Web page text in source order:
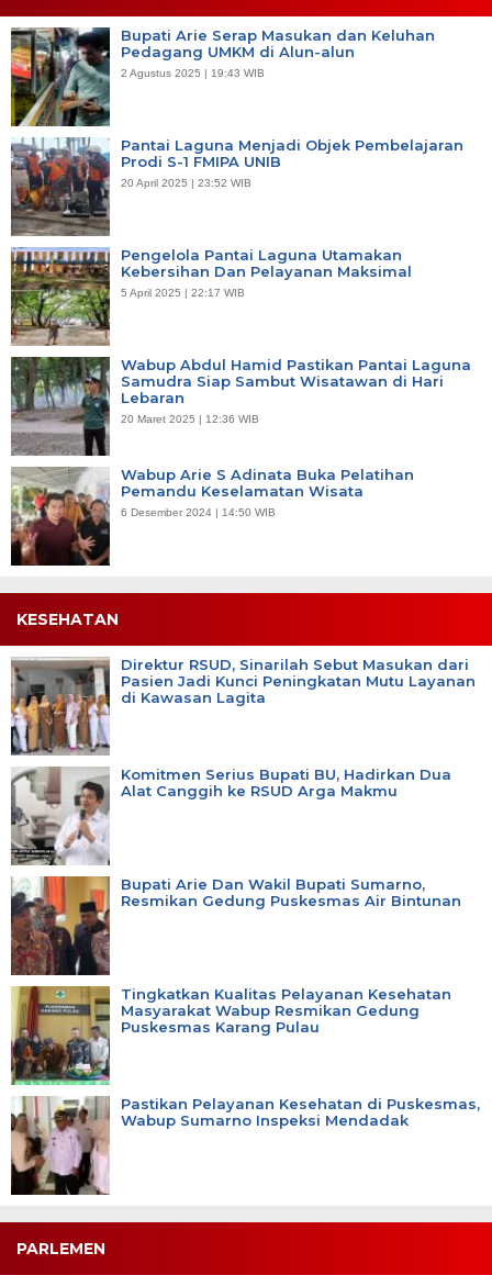
Bupati Arie Serap Masukan dan Keluhan
Pedagang UMKM di Alun-alun
2 Agustus 2025 | 19:43 WIB
Pantai Laguna Menjadi Objek Pembelajaran
Prodi S-1 FMIPA UNIB
20 April 2025 | 23:52 WIB
Pengelola Pantai Laguna Utamakan
Kebersihan Dan Pelayanan Maksimal
5 April 2025 | 22:17 WIB
Wabup Abdul Hamid Pastikan Pantai Laguna
Samudra Siap Sambut Wisatawan di Hari
Lebaran
20 Maret 2025 | 12:36 WIB
Wabup Arie S Adinata Buka Pelatihan
Pemandu Keselamatan Wisata
6 Desember 2024 | 14:50 WIB
KESEHATAN
Direktur RSUD, Sinarilah Sebut Masukan dari
Pasien Jadi Kunci Peningkatan Mutu Layanan
di Kawasan Lagita
Komitmen Serius Bupati BU, Hadirkan Dua
Alat Canggih ke RSUD Arga Makmu
Bupati Arie Dan Wakil Bupati Sumarno,
Resmikan Gedung Puskesmas Air Bintunan
Tingkatkan Kualitas Pelayanan Kesehatan
Masyarakat Wabup Resmikan Gedung
Puskesmas Karang Pulau
Pastikan Pelayanan Kesehatan di Puskesmas,
Wabup Sumarno Inspeksi Mendadak
PARLEMEN